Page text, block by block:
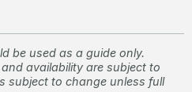
be used as a guide only.
availability are subject to
subject to change unless full